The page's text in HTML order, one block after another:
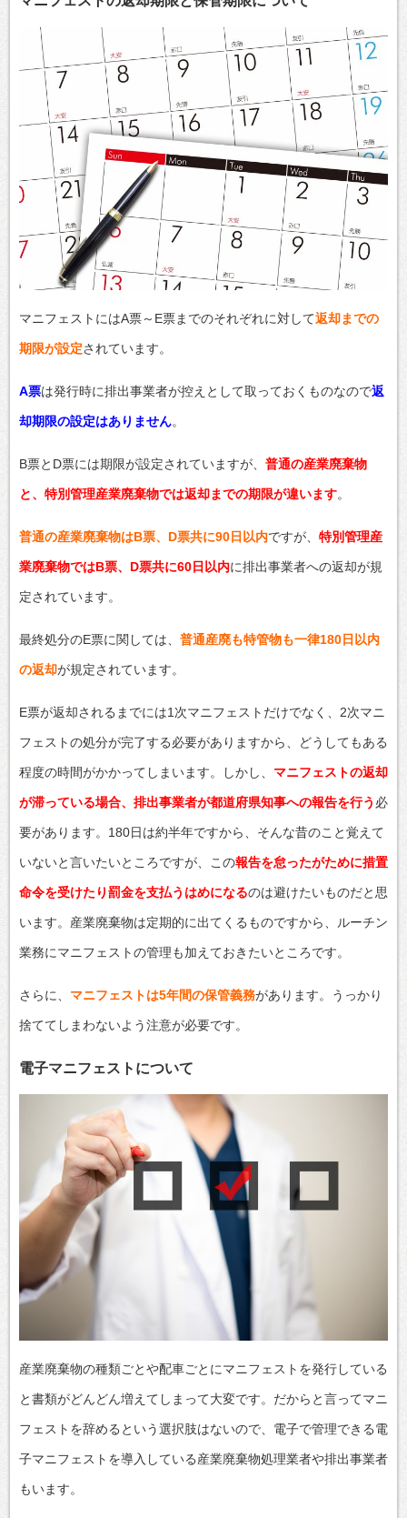
マニフェストにはA票～E票までのそれぞれに対して返却までの
期限が設定されています。
A票は発行時に排出事業者が控えとして取っておくものなので返
却期限の設定はありません。
B票とD票には期限が設定されていますが、 普通の産業廃棄物
と、特別管理産業廃棄物では返却までの期限が違います。
普通の産業廃棄物はB票、D票共に90日以内ですが、 特別管理産
業廃棄物ではB票、D票共に60日以内に排出事業者への返却が規
定されています。
最終処分のE票に関しては、 普通産廃も特管物も一律180日以内
の返却が規定されています。
E票が返却されるまでには1次マニフェストだけでなく、2次マニ
フェストの処分が完了する必要がありますから、どうしてもある
程度の時間がかかってしまいます。しかし、 マニフェストの返却
が滞っている場合、排出事業者が都道府県知事への報告を行う 必
要があります。180日は約半年ですから、そんな昔のこと覚えて
いないと言いたいところですが、この報告を怠ったがために措置
命令を受けたり罰金を支払うはめになるのは避けたいものだと思
います。産業廃棄物は定期的に出てくるものですから、ルーチン
業務にマニフェストの管理も加えておきたいところです。
さらに、 マニフェストは5年間の保管義務があります。うっかり
捨ててしまわないよう注意が必要です。
電子マニフェストについて
産業廃棄物の種類ごとや配車ごとにマニフェストを発行している
と書類がどんどん増えてしまって大変です。だからと言ってマニ
フェストを辞めるという選択肢はないので、電子で管理できる電
子マニフェストを導入している産業廃棄物処理業者や排出事業者
もいます。